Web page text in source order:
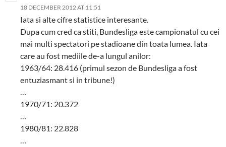
18 DECEMBER 2012 AT 11:51
Iata si alte cifre statistice interesante.
Dupa cum cred ca stiti, Bundesliga este campionatul cu cei
mai multi spectatori pe stadioane din toata lumea. Iata
care au fost mediile de-a lungul anilor:
1963/64: 28.416 (primul sezon de Bundesliga a fost
entuziasmant si in tribune!)
…
1970/71: 20.372
…
1980/81: 22.828
…